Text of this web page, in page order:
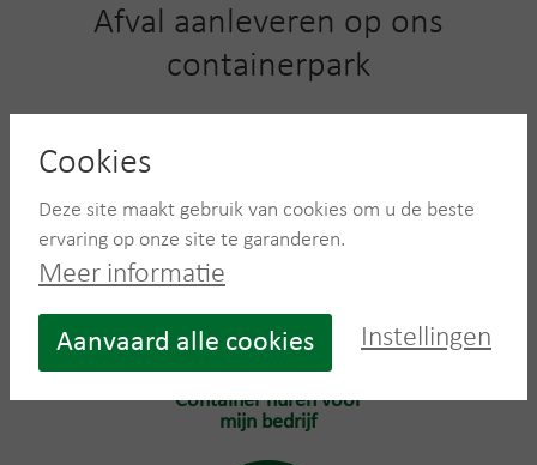
Afval aanleveren op ons
containerpark
leveren? U bent welkom op één van onze Recycling
Container huren voor
mijn bedrijf
Cookies
Deze site maakt gebruik van cookies om u de beste
ervaring op onze site te garanderen.
Meer informatie
Aanvaard alle cookies Instellingen